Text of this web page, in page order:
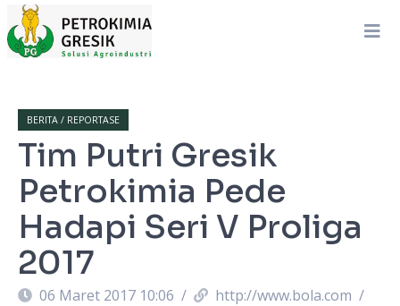
BERITA / REPORTASE
Tim Putri Gresik
Petrokimia Pede
Hadapi Seri V Proliga
2017
06 Maret 2017 10:06 / http://www.bola.com /